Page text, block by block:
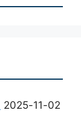
2025-11-02